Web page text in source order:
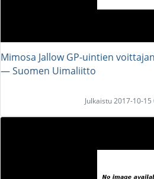
Mimosa Jallow GP-uintien
― Suomen Uimaliitto
Julkaistu 2017-10-